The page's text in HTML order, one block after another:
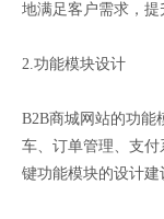
地满足客户需求，提
2.功能模块设计
B2B商城网站的功能
车、订单管理、支
键功能模块的设计建